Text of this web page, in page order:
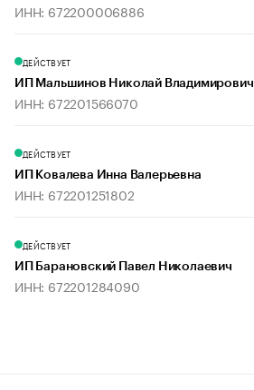
ИНН: 672200006886
ДЕЙСТВУЕТ
ИП Мальшинов Николай Владимирович
ИНН: 672201566070
ДЕЙСТВУЕТ
ИП Ковалева Инна Валерьевна
ИНН: 672201251802
ДЕЙСТВУЕТ
ИП Барановский Павел Николаевич
ИНН: 672201284090